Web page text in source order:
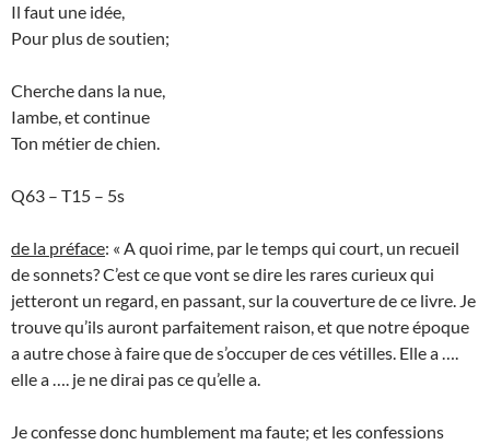
Il faut une idée,
Pour plus de soutien;
Cherche dans la nue,
Iambe, et continue
Ton métier de chien.
Q63 – T15 – 5s
de la préface: « A quoi rime, par le temps qui court, un recueil
de sonnets? C’est ce que vont se dire les rares curieux qui
jetteront un regard, en passant, sur la couverture de ce livre. Je
trouve qu’ils auront parfaitement raison, et que notre époque
a autre chose à faire que de s’occuper de ces vétilles. Elle a ….
elle a …. je ne dirai pas ce qu’elle a.
Je confesse donc humblement ma faute; et les confessions